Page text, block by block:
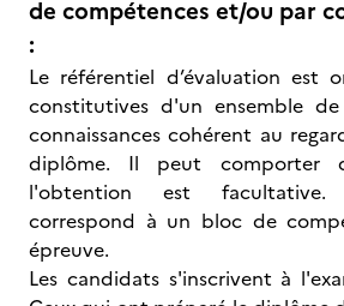
de compétences et/ou par
:
Le référentiel d’évaluation est
constitutives d'un ensemble
connaissances cohérent au
diplôme. Il peut comporter
l'obtention est
correspond à un bloc de
épreuve.
Les candidats s'inscrivent à